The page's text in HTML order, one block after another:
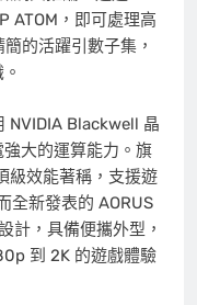
ATOM，即可處理高
的活躍引數子集，
NVIDIA Blackwell 晶
大的運算能力。旗
級效能著稱，支援遊
全新發表的 AORUS
計，具備便攜外型，
到 2K 的遊戲體驗